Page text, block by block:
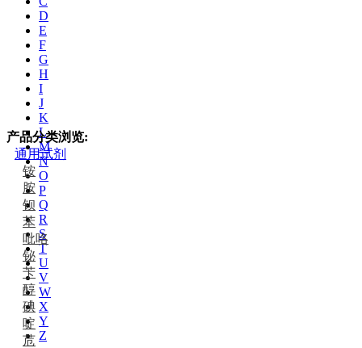
D
E
F
G
H
I
J
K
L
M
N
O
P
Q
R
S
T
U
V
W
X
Y
Z
产品分类浏览:
通用试剂
铵
胺
钡
苯
吡咯
铋
苄
醇
碘
啶
苊